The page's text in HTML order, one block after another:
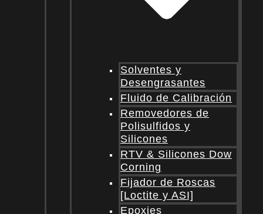
Solventes y
Desengrasantes
Fluido de Calibración
Removedores de
Polisulfidos y
Silicones
RTV & Silicones Dow
Corning
Fijador de Roscas
[Loctite y ASI]
Epoxies